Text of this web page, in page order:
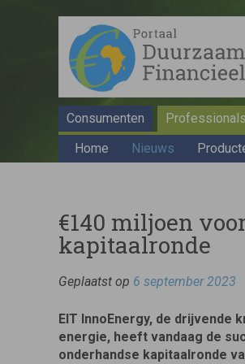
Consumenten
Professionals
Home
Nieuws
€140 miljoen
kapitaalronde
Geplaatst op 6 september 2023
EIT InnoEnergy, de drijvende
energie, heeft vandaag de
onderhandse kapitaalronde